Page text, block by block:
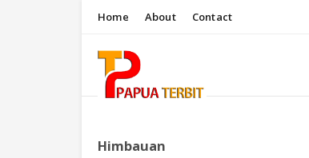
Home About Contact
Himbauan